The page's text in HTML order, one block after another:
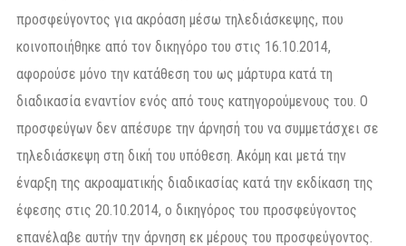
προσφεύγοντος για ακρόαση μέσω τηλεδιάσκεψης, που
κοινοποιήθηκε από τον δικηγόρο του στις 16.10.2014,
αφορούσε μόνο την κατάθεση του ως μάρτυρα κατά τη
διαδικασία εναντίον ενός από τους κατηγορούμενους του. Ο
προσφεύγων δεν απέσυρε την άρνησή του να συμμετάσχει σε
τηλεδιάσκεψη στη δική του υπόθεση. Ακόμη και μετά την
έναρξη της ακροαματικής διαδικασίας κατά την εκδίκαση της
έφεσης στις 20.10.2014, ο δικηγόρος του προσφεύγοντος
επανέλαβε αυτήν την άρνηση εκ μέρους του προσφεύγοντος.